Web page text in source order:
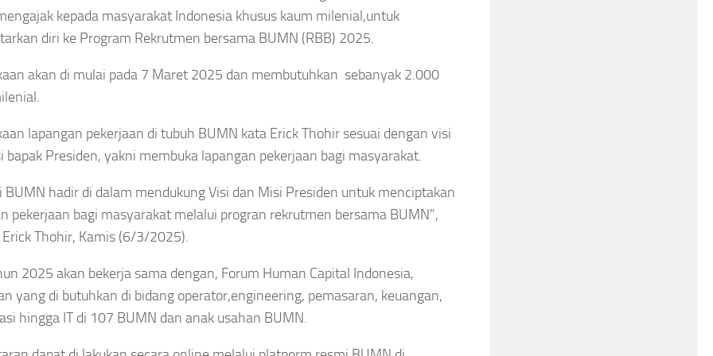
kepada masyarakat Indonesia khusus kaum milenial,untuk
diri ke Program Rekrutmen bersama BUMN (RBB) 2025.
akan di mulai pada 7 Maret 2025 dan membutuhkan sebanyak 2.000
lapangan pekerjaan di tubuh BUMN kata Erick Thohir sesuai dengan visi
bapak Presiden, yakni membuka lapangan pekerjaan bagi masyarakat.
BUMN hadir di dalam mendukung Visi dan Misi Presiden untuk menciptakan
pekerjaan bagi masyarakat melalui progran rekrutmen bersama BUMN”,
Erick Thohir, Kamis (6/3/2025).
2025 akan bekerja sama dengan, Forum Human Capital Indonesia,
yang di butuhkan di bidang operator,engineering, pemasaran, keuangan,
hingga IT di 107 BUMN dan anak usahan BUMN.
Fandi Cerita
Sandy
NASIONAL
Bandung
Kerja,
Minta Fee
Picu
Klarifikasi
Asep
Agustus
7, 2026
Daftar
Polri yang
Tersandung
Kasus
Sepanjang
2026
Asep
Agustus
7, 2026